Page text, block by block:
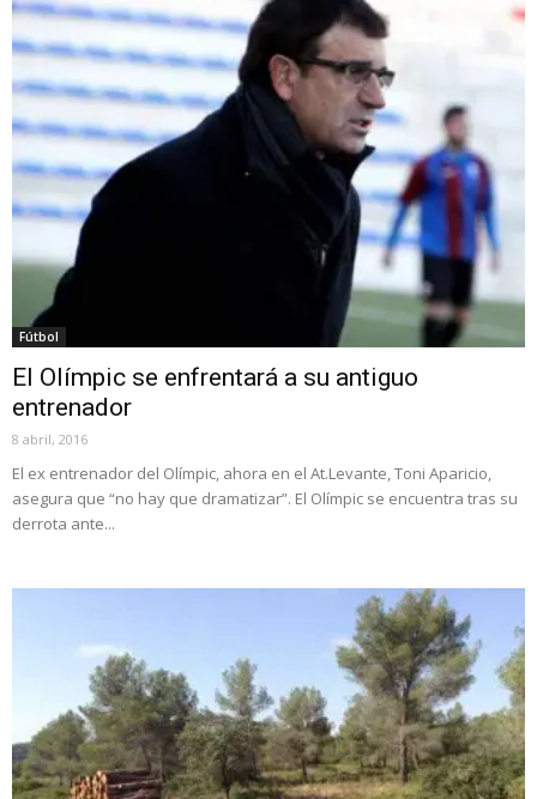
Fútbol
El Olímpic se enfrentará a su antiguo
entrenador
8 abril, 2016
El ex entrenador del Olímpic, ahora en el At.Levante, Toni Aparicio,
asegura que “no hay que dramatizar”. El Olímpic se encuentra tras su
derrota ante...